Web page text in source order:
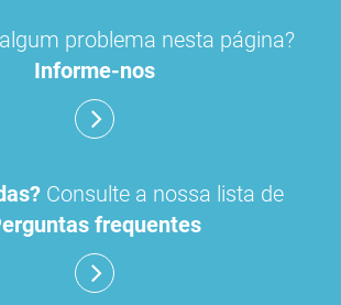
problema nesta página?
Informe-nos
Consulte a nossa lista de
frequentes